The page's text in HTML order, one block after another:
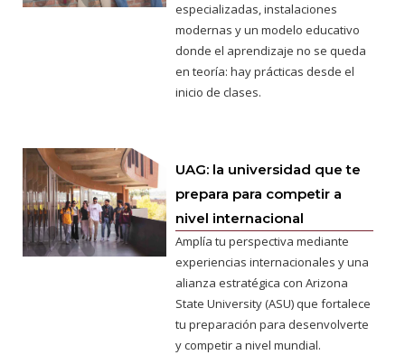
especializadas, instalaciones
modernas y un modelo educativo
donde el aprendizaje no se queda
en teoría: hay prácticas desde el
inicio de clases.
UAG: la universidad que te
prepara para competir a
nivel internacional
Amplía tu perspectiva mediante
experiencias internacionales y una
alianza estratégica con Arizona
State University (ASU) que fortalece
tu preparación para desenvolverte
y competir a nivel mundial.